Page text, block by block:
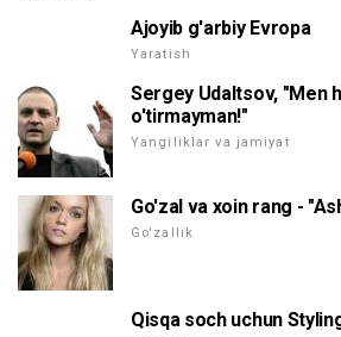
Ajoyib g'arbiy Evropa
Yaratish
Sergey Udaltsov, "Men
o'tirmayman!"
Yangiliklar va jamiyat
Go'zal va xoin rang -
Go'zallik
Qisqa soch uchun